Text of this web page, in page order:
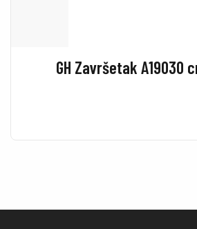
GH Završetak A19030